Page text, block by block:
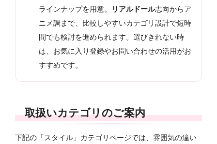
ラインナップを用意。
リアルドール志向からア
ニメ調まで、比較しやすいカテゴリ設計で短時
間でも検討を進められます。選びきれない時
は、お気に入り登録やお問い合わせの活用がお
すすめです。
取扱いカテゴリのご案内
下記の「スタイル」カテゴリページでは、雰囲気の違い